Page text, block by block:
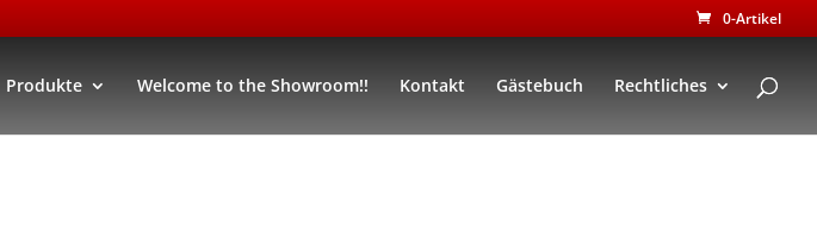
0-Artikel
Produkte Welcome to the Showroom!! Kontakt Gästebuch Rechtliches